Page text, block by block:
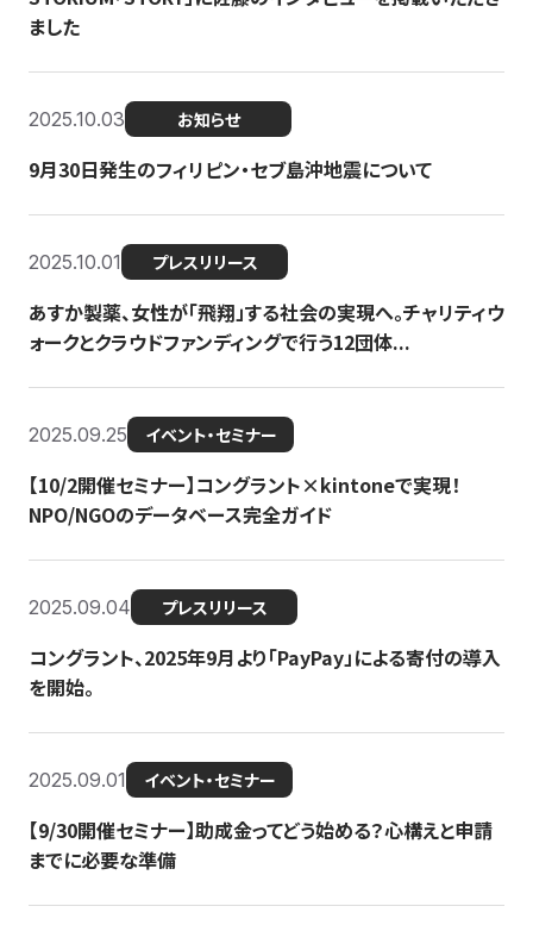
ました
2025.10.03 お知らせ
9月30日発生のフィリピン・セブ島沖地震について
2025.10.01 プレスリリース
あすか製薬、女性が「飛翔」する社会の実現へ。チャリティウ
ォークとクラウドファンディングで行う12団体...
2025.09.25 イベント・セミナー
【10/2開催セミナー】コングラント×kintoneで実現！
NPO/NGOのデータベース完全ガイド
2025.09.04 プレスリリース
コングラント、2025年9月より「PayPay」による寄付の導入
を開始。
2025.09.01 イベント・セミナー
【9/30開催セミナー】助成金ってどう始める？心構えと申請
までに必要な準備